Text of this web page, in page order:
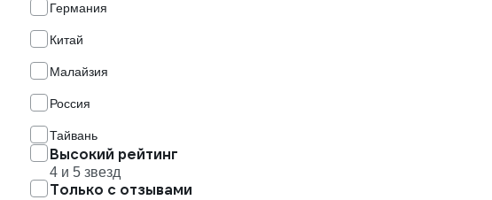
Германия
Китай
Малайзия
Россия
Тайвань
Высокий рейтинг
4 и 5 звезд
Только с отзывами